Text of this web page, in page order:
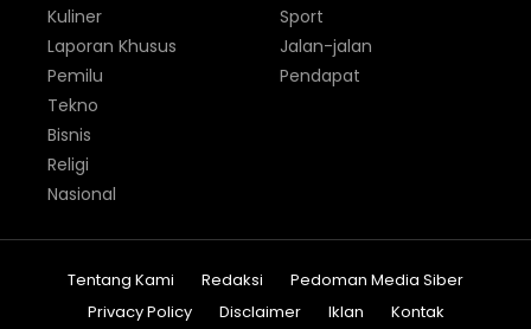
Kuliner
Laporan Khusus
Pemilu
Sport
Jalan-jalan
Pendapat
Tekno
Bisnis
Religi
Nasional
Tentang Kami Redaksi
Pedoman Media Siber
Privacy Policy
Disclaimer Iklan Kontak